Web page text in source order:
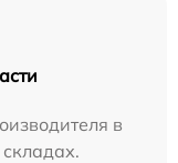
в